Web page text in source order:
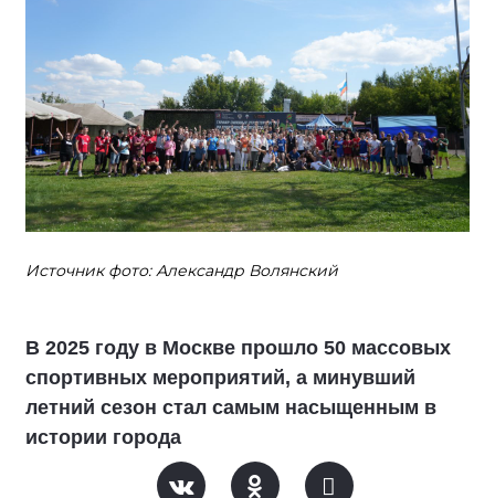
Источник фото: Александр Волянский
В 2025 году в Москве прошло 50 массовых
спортивных мероприятий, а минувший
летний сезон стал самым насыщенным в
истории города